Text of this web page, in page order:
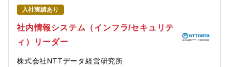
トワーク、セキュリティ、ハイブリッドクラウド環境、ファシリ
ティなど、多岐にわたるレイヤや製品サービスに関する知識や運
用スキル・大規模なITインフラマネージドサービスの構想、企
画、構築、運営の知見と経験・新技術(生成AI等)を駆使した業務の
省力化・自動化を推進し、業務を変革していく経験とスキル【参
用を起点とする」 新たなビジネスの創造を目指す、ビジネスプ
端技術および活用方法を検討、さらに展開を担うことで自動車部
品業界の変革へリーチすることができます・CTO含めて上位レイ
ヤーを巻き込みながらミッションを推進をしており、俯瞰した立
場から変革のリードをしていくことが可能です■身につくスキル・
製造業ならではのAI活用を深めることができ、様々なものづくり
す。あわせて、他分野にも応用可能なAIシステム開発・要件定義
入社実績あり
社内情報システム（インフラ/セキュリテ
ィ）リーダー
株式会社NTTデータ経営研究所